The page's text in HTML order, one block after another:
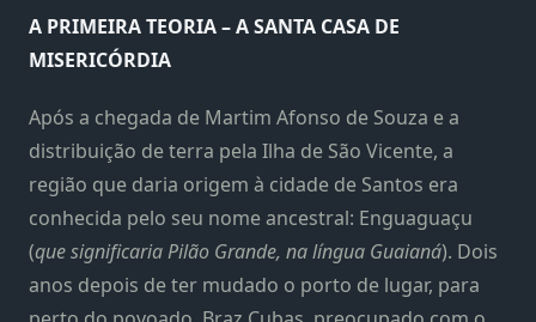
A PRIMEIRA TEORIA – A SANTA CASA DE
MISERICÓRDIA
Após a chegada de Martim Afonso de Souza e a
distribuição de terra pela Ilha de São Vicente, a
região que daria origem à cidade de Santos era
conhecida pelo seu nome ancestral: Enguaguaçu
(que significaria Pilão Grande, na língua Guaianá). Dois
anos depois de ter mudado o porto de lugar, para